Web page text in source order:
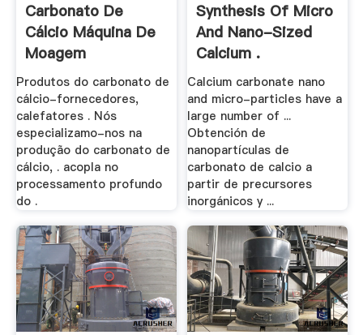
Carbonato De
Cálcio Máquina De
Moagem
Produtos do carbonato de
cálcio-fornecedores,
calefatores . Nós
especializamo-nos na
produção do carbonato de
cálcio, . acopla no
processamento profundo
do .
Synthesis Of Micro
And Nano-Sized
Calcium .
Calcium carbonate nano
and micro-particles have a
large number of ...
Obtención de
nanopartículas de
carbonato de calcio a
partir de precursores
inorgánicos y ...